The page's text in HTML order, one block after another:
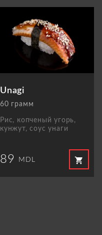
Unagi
60 грамм
Рис, копченый угорь,
кунжут, соус унаги
89 MDL shopping_cart